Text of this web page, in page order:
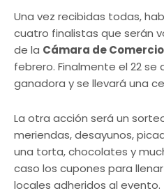
Una vez recibidas todas,
cuatro finalistas que serán
de la Cámara de
febrero. Finalmente el 22
ganadora y se llevará una
La otra acción será un
meriendas, desayunos,
una torta, chocolates y
caso los cupones para
locales adheridos al evento.